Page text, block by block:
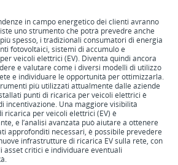
in campo energetico dei clienti avranno
uno strumento che potrà prevedre anche
spesso, i tradizionali consumatori di energia
fotovoltaici, sistemi di accumulo e
veicoli elettrici (EV). Diventa quindi ancora
e valutare come i diversi modelli di utilizzo
e individuare le opportunità per ottimizzarla.
più utilizzati attualmente dalle aziende
punti di ricarica per veicoli elettrici è
incentivazione. Una maggiore visibilità
ricarica per veicoli elettrici (EV) è
e l’analisi avanzata può aiutare a ottenere
approfonditi necessari, è possibile prevedere
infrastrutture di ricarica EV sulla rete, con
asset critici e individuare eventuali